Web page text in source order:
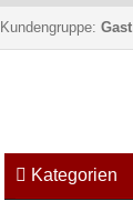
Kundengruppe: Gast
Kategorien